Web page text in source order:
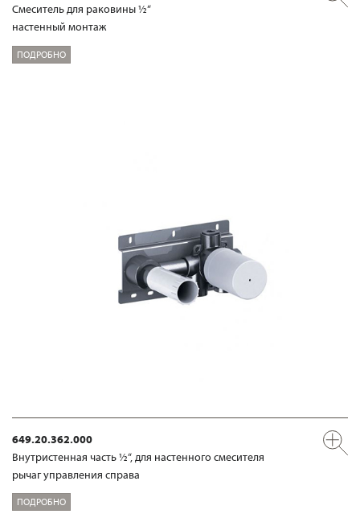
Смеситель для раковины ½“
настенный монтаж
ПОДРОБНО
649.20.362.000
Внутристенная часть ½“, для настенного смесителя
рычаг управления справа
ПОДРОБНО